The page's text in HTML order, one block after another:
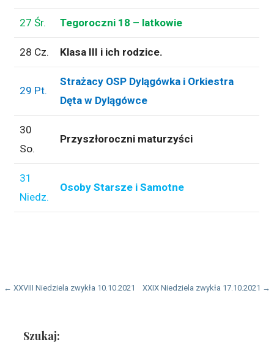
27 Śr. Tegoroczni 18 – latkowie
28 Cz. Klasa III i ich rodzice.
29 Pt.
Strażacy OSP Dylągówka i Orkiestra
Dęta w Dylągówce
30
So.
Przyszłoroczni maturzyści
31
Niedz.
Osoby Starsze i Samotne
Nawigacja
← XXVIII Niedziela zwykła 10.10.2021 XXIX Niedziela zwykła 17.10.2021 →
Szukaj: